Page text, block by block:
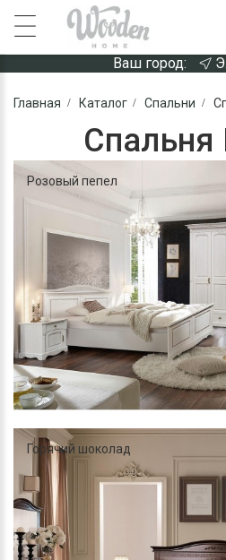
Ваш город:
Главная Каталог Спальни
Спальня
Розовый пепел
Горячий шоколад